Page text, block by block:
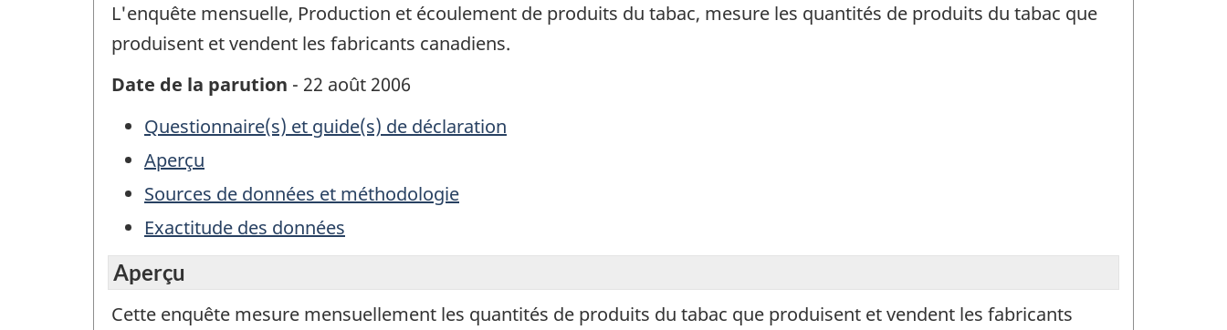
L'enquête mensuelle, Production et écoulement de produits du tabac, mesure les quantités de produits du tabac que
produisent et vendent les fabricants canadiens.
Date de la parution - 22 août 2006
Questionnaire(s) et guide(s) de déclaration
Aperçu
Sources de données et méthodologie
Exactitude des données
Aperçu
Cette enquête mesure mensuellement les quantités de produits du tabac que produisent et vendent les fabricants